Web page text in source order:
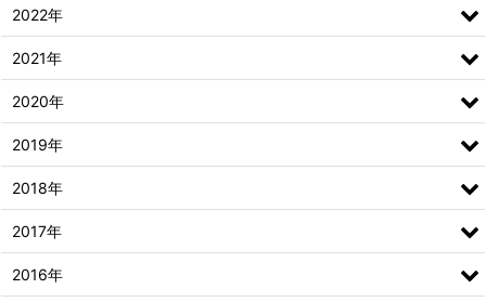
2022年
2021年
2020年
2019年
2018年
2017年
2016年